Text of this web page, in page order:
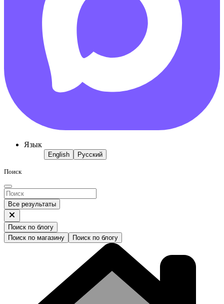
Язык
English Русский
Поиск
Все результаты
Поиск по блогу
Поиск по магазину
Поиск по блогу